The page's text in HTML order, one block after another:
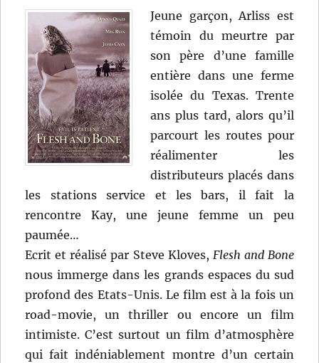
Jeune garçon, Arliss est
témoin du meurtre par
son père d’une famille
entière dans une ferme
isolée du Texas. Trente
ans plus tard, alors qu’il
parcourt les routes pour
réalimenter les
distributeurs placés dans
les stations service et les bars, il fait la
rencontre Kay, une jeune femme un peu
paumée…
Ecrit et réalisé par Steve Kloves, Flesh and Bone
nous immerge dans les grands espaces du sud
profond des Etats-Unis. Le film est à la fois un
road-movie, un thriller ou encore un film
intimiste. C’est surtout un film d’atmosphère
qui fait indéniablement montre d’un certain